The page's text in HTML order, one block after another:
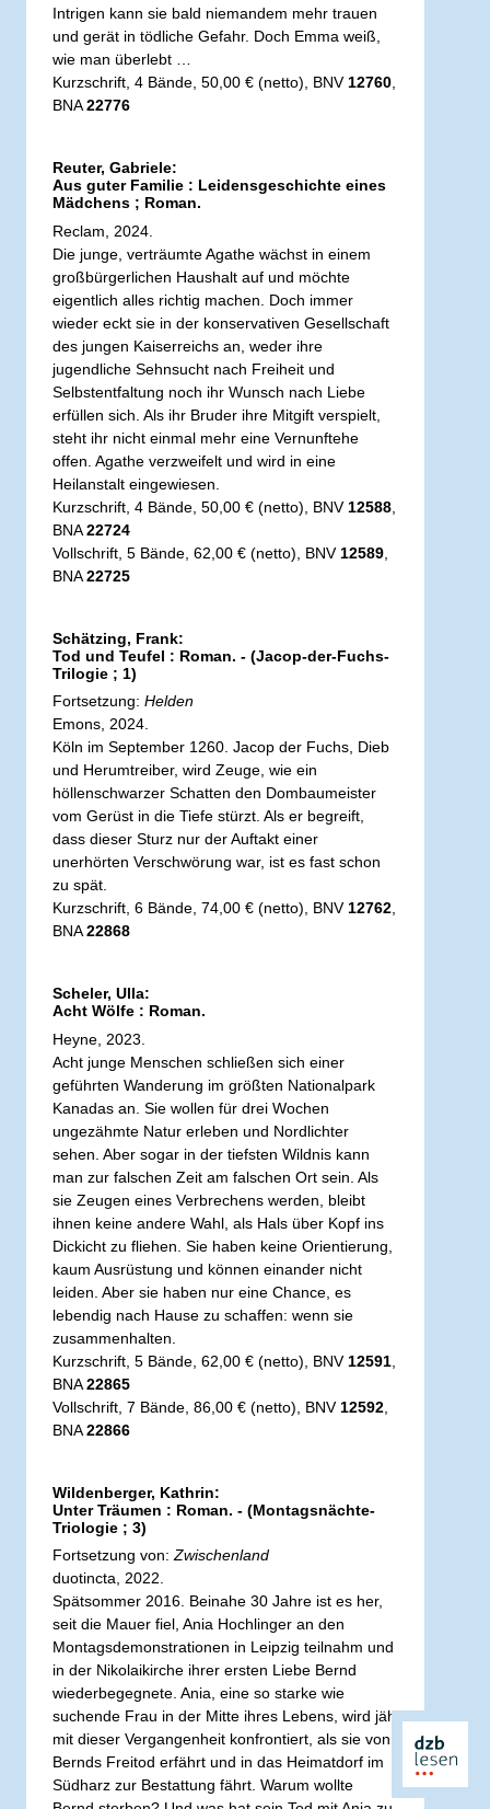
Intrigen kann sie bald niemandem mehr trauen
und gerät in tödliche Gefahr. Doch Emma weiß,
wie man überlebt …
Kurzschrift, 4 Bände, 50,00 € (netto), BNV 12760
BNA22776
Reuter, Gabriele:
Aus guter Familie : Leidensgeschichte eines
Mädchens ; Roman.
Reclam, 2024.
Die junge, verträumte Agathe wächst in einem
großbürgerlichen Haushalt auf und möchte
eigentlich alles richtig machen. Doch immer
wieder eckt sie in der konservativen Gesellschaft
des jungen Kaiserreichs an, weder ihre
jugendliche Sehnsucht nach Freiheit und
Selbstentfaltung noch ihr Wunsch nach Liebe
erfüllen sich. Als ihr Bruder ihre Mitgift verspielt,
steht ihr nicht einmal mehr eine Vernunftehe
offen. Agathe verzweifelt und wird in eine
Heilanstalt eingewiesen.
Kurzschrift, 4 Bände, 50,00 € (netto), BNV 12588
BNA22724
Vollschrift, 5 Bände, 62,00 € (netto), BNV 12589
BNA22725
Schätzing, Frank:
Tod und Teufel : Roman. - (Jacop-der-Fuchs-
Trilogie ; 1)
Fortsetzung: Helden
Emons, 2024.
Köln im September 1260. Jacop der Fuchs, Dieb
und Herumtreiber, wird Zeuge, wie ein
höllenschwarzer Schatten den Dombaumeister
vom Gerüst in die Tiefe stürzt. Als er begreift,
dass dieser Sturz nur der Auftakt einer
unerhörten Verschwörung war, ist es fast schon
zu spät.
Kurzschrift, 6 Bände, 74,00 € (netto), BNV 12762
BNA22868
Scheler, Ulla:
Acht Wölfe : Roman.
Heyne, 2023.
Acht junge Menschen schließen sich einer
geführten Wanderung im größten Nationalpark
Kanadas an. Sie wollen für drei Wochen
ungezähmte Natur erleben und Nordlichter
sehen. Aber sogar in der tiefsten Wildnis kann
man zur falschen Zeit am falschen Ort sein. Als
sie Zeugen eines Verbrechens werden, bleibt
ihnen keine andere Wahl, als Hals über Kopf ins
Dickicht zu fliehen. Sie haben keine Orientierung,
kaum Ausrüstung und können einander nicht
leiden. Aber sie haben nur eine Chance, es
lebendig nach Hause zu schaffen: wenn sie
zusammenhalten.
Kurzschrift, 5 Bände, 62,00 € (netto), BNV 12591
BNA22865
Vollschrift, 7 Bände, 86,00 € (netto), BNV 12592
BNA22866
Wildenberger, Kathrin:
Unter Träumen : Roman. - (Montagsnächte-
Triologie ; 3)
Fortsetzung von:Zwischenland
duotincta, 2022.
Spätsommer 2016. Beinahe 30 Jahre ist es her,
seit die Mauer fiel, Ania Hochlinger an den
Montagsdemonstrationen in Leipzig teilnahm und
in der Nikolaikirche ihrer ersten Liebe Bernd
wiederbegegnete. Ania, eine so starke wie
suchende Frau in der Mitte ihres Lebens, wird jäh
mit dieser Vergangenheit konfrontiert, als sie von
Bernds Freitod erfährt und in das Heimatdorf im
Südharz zur Bestattung fährt. Warum wollte